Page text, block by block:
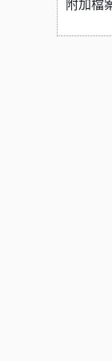
附加檔